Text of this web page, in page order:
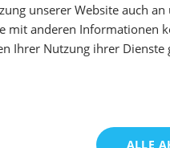
ist.
unserer Website auch an
mit anderen Informationen
Ihrer Nutzung ihrer Dienste
ALLE